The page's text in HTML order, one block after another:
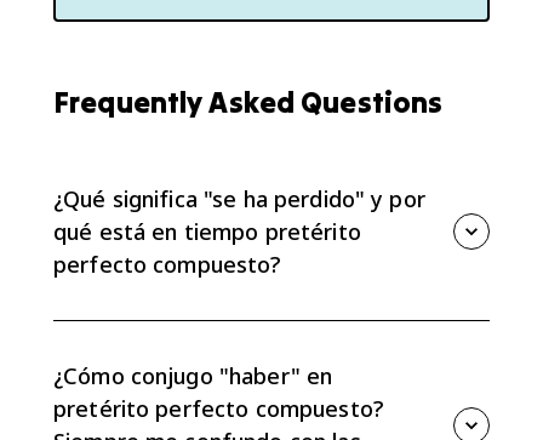
Frequently Asked Questions
¿Qué significa "se ha perdido" y por
qué está en tiempo pretérito
perfecto compuesto?
perdido" / "el pueblo mexica ha sido perdido".
Gramaticalmente es el pretérito perfecto compuesto
(se + ha + participio: se ha perdido) —haber (ha) +
¿Cómo conjugo "haber" en
pretérito perfecto compuesto?